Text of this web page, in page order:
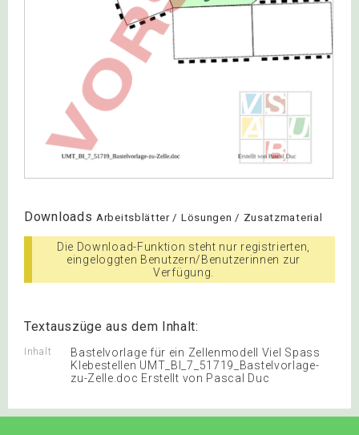
Downloads Arbeitsblätter / Lösungen / Zusatzmaterial
Die Download-Funktion steht nur registrierten,
eingeloggten Benutzern/Benutzerinnen zur
Verfügung.
Textauszüge aus dem Inhalt:
Inhalt
Bastelvorlage für ein Zellenmodell Viel Spass
Klebestellen UMT_BI_7_51719_Bastelvorlage-
zu-Zelle.doc Erstellt von Pascal Duc